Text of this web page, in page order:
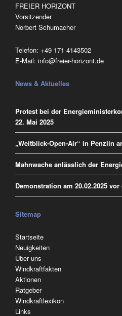
FREIER HORIZONT
Vorsitzender
Norbert Schumacher
Telefon: ‭+49 171 4143502
E-Mail: info@freier-horizont.de
News & Aktuelles
Protest bei der
22. Mai 2025
„Weitblick-Open-Air“ in Penzlin
Mahnwache anlässlich der
Demonstration am 20.02.2025
Sitemap
Navigation
überspringen
Startseite
Neuigkeiten
Über uns
Windkraftfakten
Aktionen
Ratgeber
Windkraftlexikon
Links